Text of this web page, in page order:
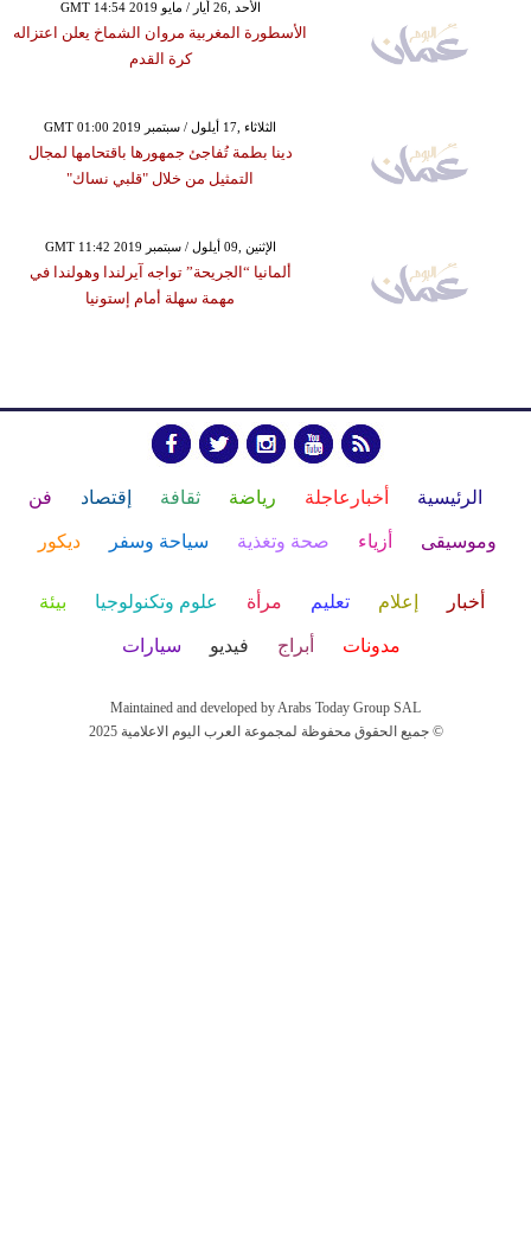
GMT 14:54 2019 الأحد ,26 أيار / مايو
الأسطورة المغربية مروان الشماخ يعلن اعتزاله
كرة القدم
GMT 01:00 2019 الثلاثاء ,17 أيلول / سبتمبر
دينا بطمة تُفاجئ جمهورها باقتحامها لمجال
التمثيل من خلال "قلبي نساك"
GMT 11:42 2019 الإثنين ,09 أيلول / سبتمبر
ألمانيا “الجريحة” تواجه آيرلندا وهولندا في
مهمة سهلة أمام إستونيا
الرئيسية أخبارعاجلة رياضة ثقافة إقتصاد فن
وموسيقى أزياء صحة وتغذية سياحة وسفر ديكور
أخبار إعلام تعليم مرأة علوم وتكنولوجيا بيئة
مدونات أبراج فيديو سيارات
Maintained and developed by Arabs Today Group SAL
جميع الحقوق محفوظة لمجموعة العرب اليوم الاعلامية 2025 ©